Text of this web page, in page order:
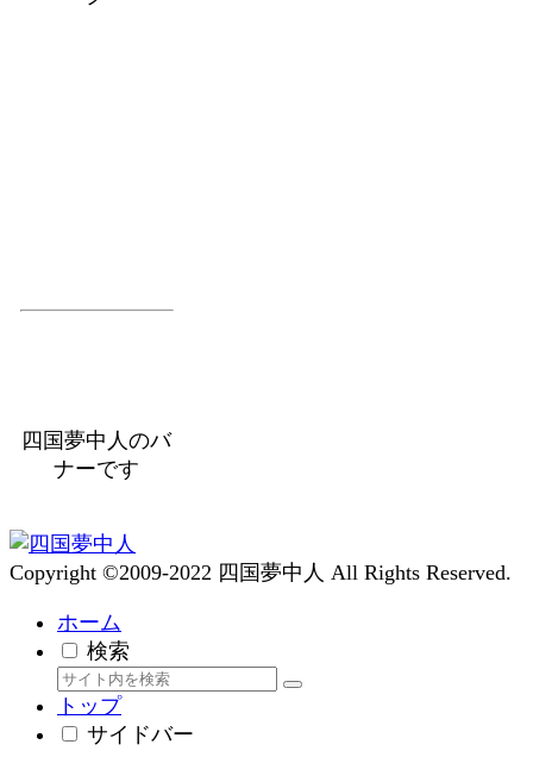
四国夢中人のバ
ナーです
Copyright ©2009-2022 四国夢中人 All Rights Reserved.
ホーム
検索
トップ
サイドバー